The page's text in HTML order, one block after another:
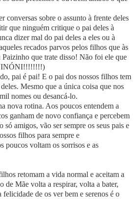
conversas sobre o assunto à frente deles
que ninguém critique o pai deles à
dizer mal do pai deles a eles ou à
recados parvos pelos filhos que às
que trate disso! Não foi ele que
pai é pai! E o pai dos nossos filhos tem
Mesmo que a única coisa que nos
nomes ou desancá-lo.
nova rotina. Aos poucos entendem a
ganham de novo confiança e percebem
só amigos, vão ser sempre os seus pais e
filhos para sempre e
poucos voltam os sorrisos e as
retomam a vida normal e aceitam a
de Mãe volta a respirar, volta a bater,
de os ver bem e serenos é o